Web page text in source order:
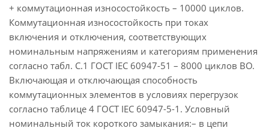
+ коммутационная износостойкость – 10000 циклов.
Коммутационная износостойкость при токах
включения и отключения, соответствующих
номинальным напряжениям и категориям применения
согласно табл. С.1 ГОСТ IEC 60947-51 – 8000 циклов ВО.
Включающая и отключающая способность
коммутационных элементов в условиях перегрузок
согласно таблице 4 ГОСТ IEC 60947-5-1. Условный
номинальный ток короткого замыкания:– в цепи